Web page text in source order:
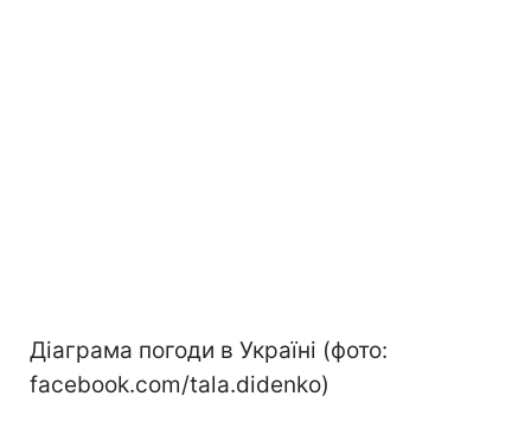
Діаграма погоди в Україні (фото:
facebook.com/tala.didenko)